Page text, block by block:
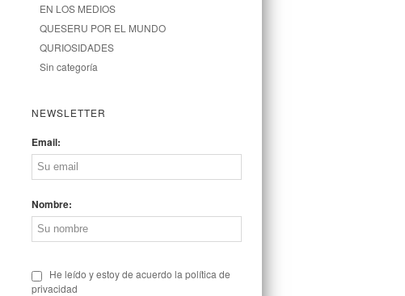
EN LOS MEDIOS
QUESERU POR EL MUNDO
QURIOSIDADES
Sin categoría
NEWSLETTER
Email:
Nombre:
He leído y estoy de acuerdo la política de
privacidad